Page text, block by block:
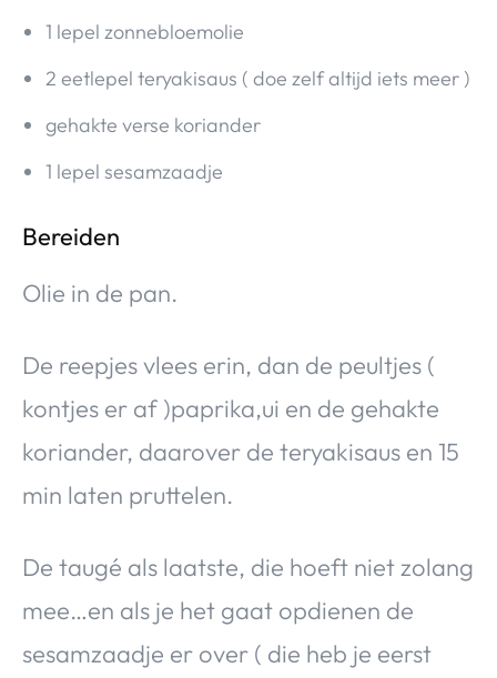
1 lepel zonnebloemolie
2 eetlepel teryakisaus ( doe zelf altijd iets meer )
gehakte verse koriander
1 lepel sesamzaadje
Bereiden
Olie in de pan.
De reepjes vlees erin, dan de peultjes (
kontjes er af )paprika,ui en de gehakte
koriander, daarover de teryakisaus en 15
min laten pruttelen.
De taugé als laatste, die hoeft niet zolang
mee…en als je het gaat opdienen de
sesamzaadje er over ( die heb je eerst